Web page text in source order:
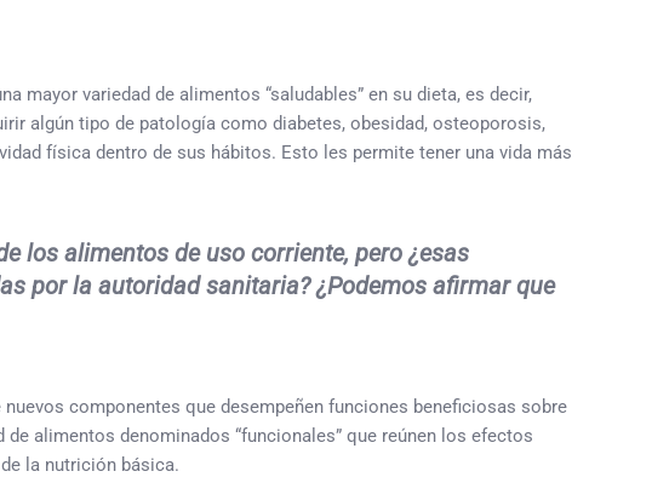
mayor variedad de alimentos “saludables” en su dieta, es decir,
algún tipo de patología como diabetes, obesidad, osteoporosis,
física dentro de sus hábitos. Esto les permite tener una vida más
los alimentos de uso corriente, pero ¿esas
por la autoridad sanitaria? ¿Podemos afirmar que
componentes que desempeñen funciones beneficiosas sobre
alimentos denominados “funcionales” que reúnen los efectos
la nutrición básica.